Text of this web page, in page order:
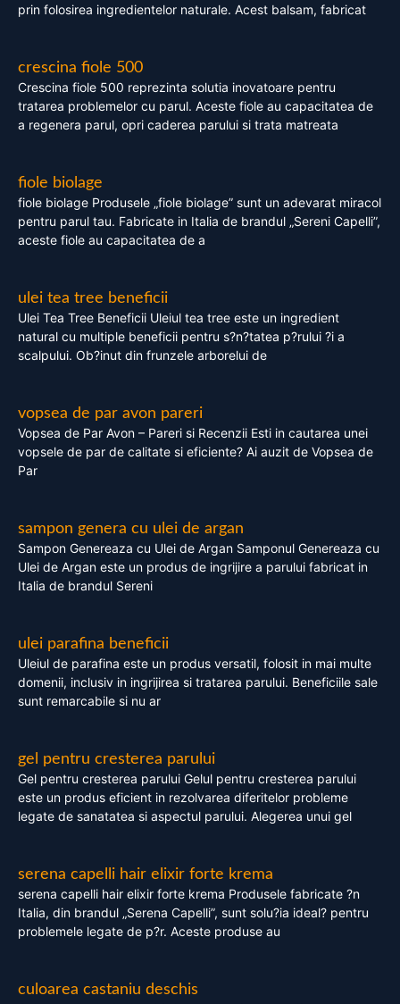
prin folosirea ingredientelor naturale. Acest balsam, fabricat
crescina fiole 500
Crescina fiole 500 reprezinta solutia inovatoare pentru
tratarea problemelor cu parul. Aceste fiole au capacitatea de
a regenera parul, opri caderea parului si trata matreata
fiole biolage
fiole biolage Produsele „fiole biolage” sunt un adevarat miracol
pentru parul tau. Fabricate in Italia de brandul „Sereni Capelli”,
aceste fiole au capacitatea de a
ulei tea tree beneficii
Ulei Tea Tree Beneficii Uleiul tea tree este un ingredient
natural cu multiple beneficii pentru s?n?tatea p?rului ?i a
scalpului. Ob?inut din frunzele arborelui de
vopsea de par avon pareri
Vopsea de Par Avon – Pareri si Recenzii Esti in cautarea unei
vopsele de par de calitate si eficiente? Ai auzit de Vopsea de
Par
sampon genera cu ulei de argan
Sampon Genereaza cu Ulei de Argan Samponul Genereaza cu
Ulei de Argan este un produs de ingrijire a parului fabricat in
Italia de brandul Sereni
ulei parafina beneficii
Uleiul de parafina este un produs versatil, folosit in mai multe
domenii, inclusiv in ingrijirea si tratarea parului. Beneficiile sale
sunt remarcabile si nu ar
gel pentru cresterea parului
Gel pentru cresterea parului Gelul pentru cresterea parului
este un produs eficient in rezolvarea diferitelor probleme
legate de sanatatea si aspectul parului. Alegerea unui gel
serena capelli hair elixir forte krema
serena capelli hair elixir forte krema Produsele fabricate ?n
Italia, din brandul „Serena Capelli”, sunt solu?ia ideal? pentru
problemele legate de p?r. Aceste produse au
culoarea castaniu deschis